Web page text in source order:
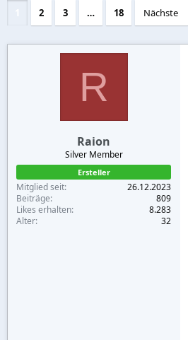
l
l
t
2 3 … 18 Nächste
R
Raion
Silver Member
Ersteller
Mitglied seit
26.12.2023
Beiträge
809
Likes erhalten
8.283
Alter
32